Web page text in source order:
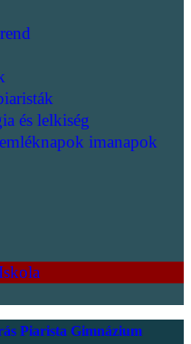
és lelkiség
imanapok
Piarista Gimnázium